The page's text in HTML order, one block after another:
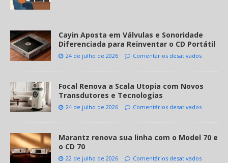
Cayin Aposta em Válvulas e Sonoridade
Diferenciada para Reinventar o CD Portátil
24 de julho de 2026 Comentários desativados
Focal Renova a Scala Utopia com Novos
Transdutores e Tecnologias
24 de julho de 2026 Comentários desativados
Marantz renova sua linha com o Model 70 e
o CD 70
22 de julho de 2026 Comentários desativados